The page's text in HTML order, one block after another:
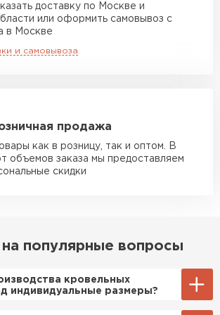
10 тн
8 м
13,5 м
утеплители, а
никогда
пол, мне
посмотреть
в интернете
ли у них
доставку по Москве и
или оформить самовывоз с
в Москве
и самовывоза
продажа
как в розницу, так и оптом. В
объемов заказа мы предоставляем
скидки
популярные вопросы
кровельных
индивидуальные размеры?
ПЕРЕЙТИ